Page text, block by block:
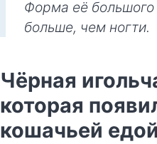
Форма её большого
больше, чем ногти.
Чёрная
которая
кошачьей едой